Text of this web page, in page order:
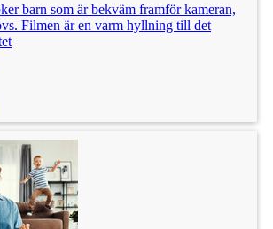
barn som är bekväm framför kameran,
Filmen är en varm hyllning till det